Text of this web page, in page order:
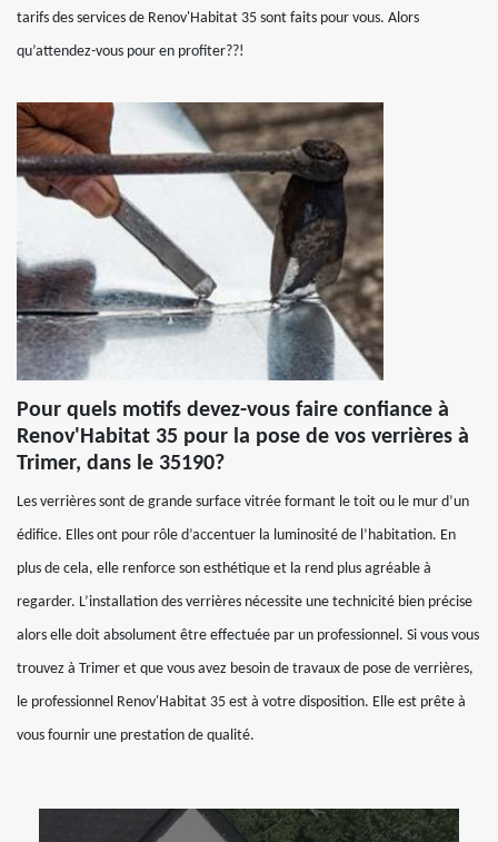
tarifs des services de Renov'Habitat 35 sont faits pour vous. Alors
qu’attendez-vous pour en profiter??!
Pour quels motifs devez-vous faire confiance à
Renov'Habitat 35 pour la pose de vos verrières à
Trimer, dans le 35190?
Les verrières sont de grande surface vitrée formant le toit ou le mur d’un
édifice. Elles ont pour rôle d’accentuer la luminosité de l’habitation. En
plus de cela, elle renforce son esthétique et la rend plus agréable à
regarder. L’installation des verrières nécessite une technicité bien précise
alors elle doit absolument être effectuée par un professionnel. Si vous vous
trouvez à Trimer et que vous avez besoin de travaux de pose de verrières,
le professionnel Renov'Habitat 35 est à votre disposition. Elle est prête à
vous fournir une prestation de qualité.